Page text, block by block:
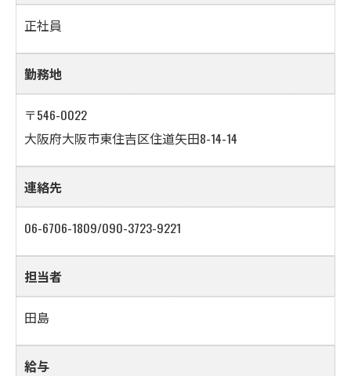
正社員
勤務地
〒546-0022
大阪府大阪市東住吉区住道矢田8-14-14
連絡先
06-6706-1809/090-3723-9221
担当者
田島
給与